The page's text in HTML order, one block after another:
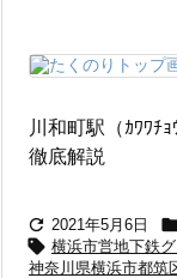
川和町駅（ｶﾜﾜﾁ
徹底解説
 2021年5月6日
 横浜市営地下鉄
神奈川県横浜市都筑